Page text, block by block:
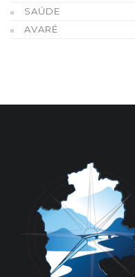
SAÚDE
AVARÉ